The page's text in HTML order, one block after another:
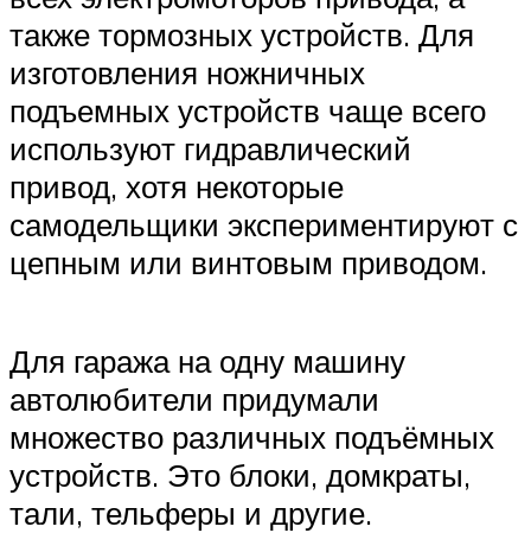
также тормозных устройств. Для
изготовления ножничных
подъемных устройств чаще всего
используют гидравлический
привод, хотя некоторые
самодельщики экспериментируют с
цепным или винтовым приводом.
Для гаража на одну машину
автолюбители придумали
множество различных подъёмных
устройств. Это блоки, домкраты,
тали, тельферы и другие.